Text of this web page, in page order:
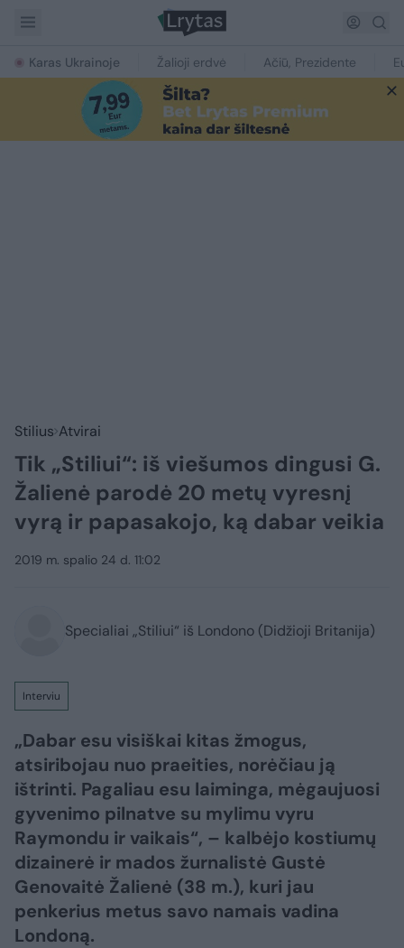
Karas Ukrainoje Žalioji erdvė Ačiū, Prezidente
Stilius Atvirai
Tik „Stiliui“: iš viešumos dingusi G.
Žalienė parodė 20 metų vyresnį
vyrą ir papasakojo, ką dabar veikia
2019 m. spalio 24 d. 11:02
Specialiai „Stiliui“ iš Londono (Didžioji Britanija)
Interviu
„Dabar esu visiškai kitas žmogus,
atsiribojau nuo praeities, norėčiau ją
ištrinti. Pagaliau esu laiminga, mėgaujuosi
gyvenimo pilnatve su mylimu vyru
Raymondu ir vaikais“, – kalbėjo kostiumų
dizainerė ir mados žurnalistė Gustė
Genovaitė Žalienė (38 m.), kuri jau
penkerius metus savo namais vadina
Londoną.